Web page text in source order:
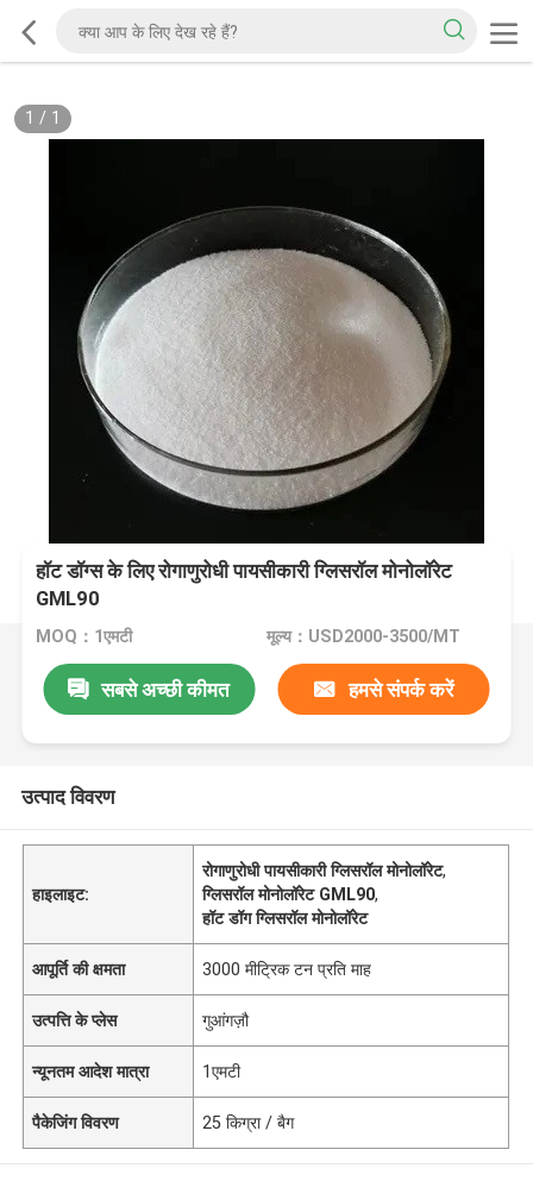
1 / 1
हॉट डॉग्स के लिए रोगाणुरोधी पायसीकारी ग्लिसरॉल मोनोलॉरेट
GML90
MOQ：1एमटी मूल्य：USD2000-3500/MT
सबसे अच्छी कीमत हमसे संपर्क करें
उत्पाद विवरण
हाइलाइट:
रोगाणुरोधी पायसीकारी ग्लिसरॉल मोनोलॉरेट,
ग्लिसरॉल मोनोलॉरेट GML90,
हॉट डॉग ग्लिसरॉल मोनोलॉरेट
आपूर्ति की क्षमता 3000 मीट्रिक टन प्रति माह
उत्पत्ति के प्लेस गुआंगज़ौ
न्यूनतम आदेश मात्रा 1एमटी
पैकेजिंग विवरण 25 किग्रा / बैग